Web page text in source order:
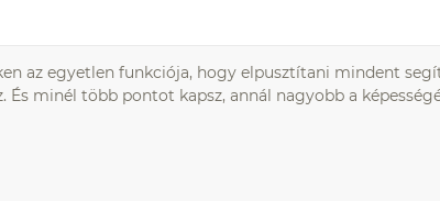
az egyetlen funkciója, hogy elpusztítani mindent
minél több pontot kapsz, annál nagyobb a